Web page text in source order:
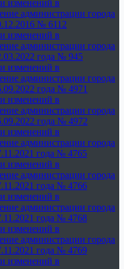
изменений в
администрации города
№ 6112
изменений в
администрации города
года № 945
изменений в
администрации города
года № 4971
изменений в
администрации города
года № 4972
изменений в
администрации города
года № 4765
изменений в
администрации города
года № 4766
изменений в
администрации города
года № 4768
изменений в
администрации города
года № 4769
изменений в